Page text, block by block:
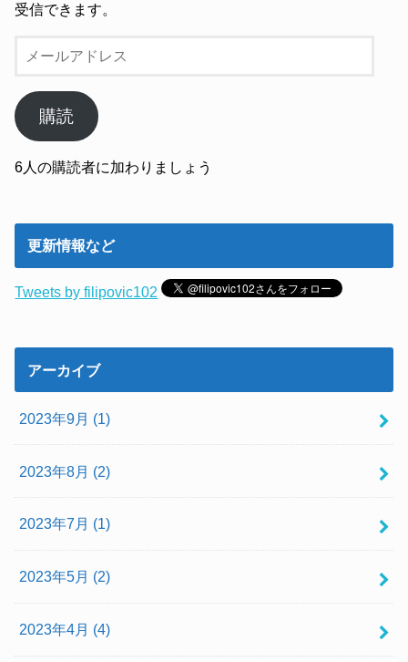
受信できます。
ー
ル
ア
ド
ス
購読
6人の購読者に加わりましょう
更新情報など
Tweets by filipovic102
アーカイブ
2023年9月 (1)
2023年8月 (2)
2023年7月 (1)
2023年5月 (2)
2023年4月 (4)